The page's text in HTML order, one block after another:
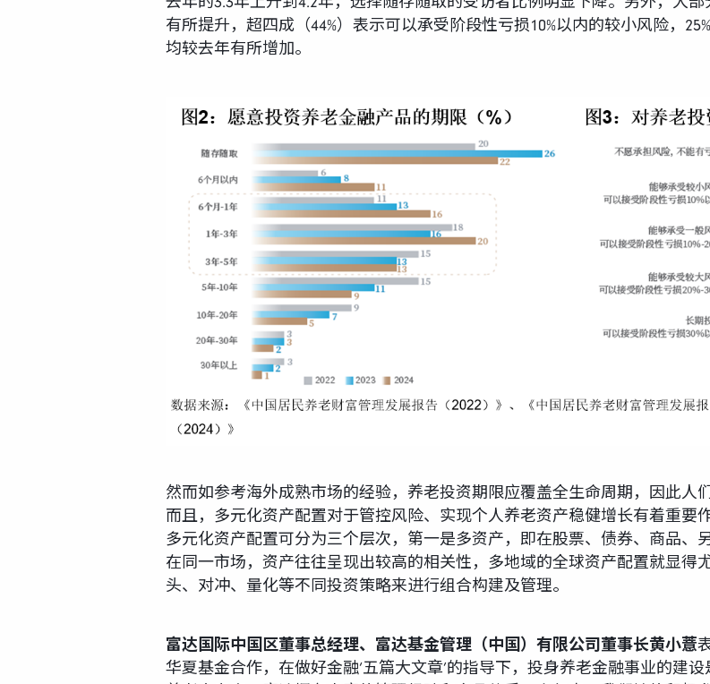
有所提升，超四成（44%）表示可以承受阶段性亏损10%以内的较小风险，
均较去年有所增加。
然而如参考海外成熟市场的经验，养老投资期限应覆盖全生命周期，因此人
而且，多元化资产配置对于管控风险、实现个人养老资产稳健增长有着重要
多元化资产配置可分为三个层次，第一是多资产，即在股票、债券、商品、
在同一市场，资产往往呈现出较高的相关性，多地域的全球资产配置就显得
头、对冲、量化等不同投资策略来进行组合构建及管理。
富达国际中国区董事总经理、富达基金管理（中国）有限公司董事长黄小薏
华夏基金合作，在做好金融‘五篇大文章’的指导下，投身养老金融事业的建